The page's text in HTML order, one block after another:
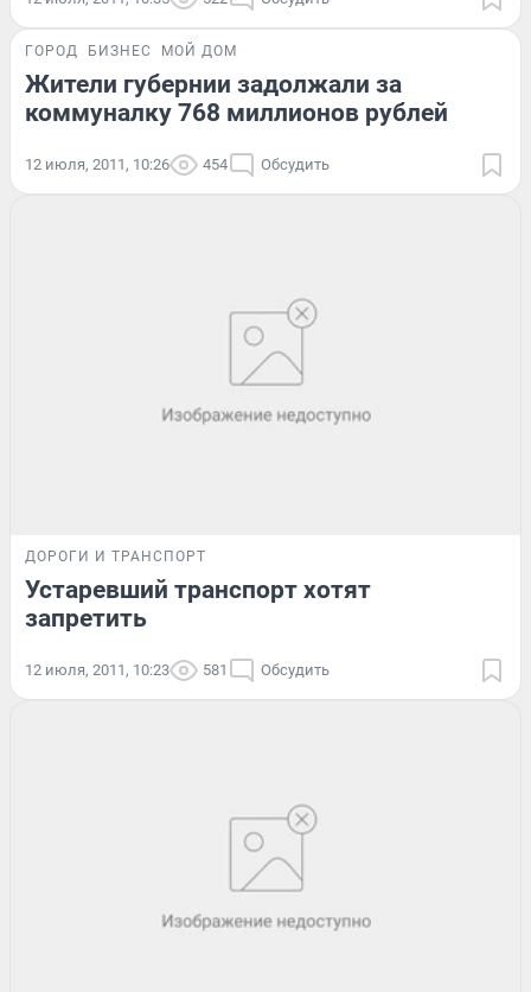
ГОРОД БИЗНЕС МОЙ ДОМ
Жители губернии задолжали за
коммуналку 768 миллионов рублей
12 июля, 2011, 10:26 454 Обсудить
ДОРОГИ И ТРАНСПОРТ
Устаревший транспорт хотят
запретить
12 июля, 2011, 10:23 581 Обсудить